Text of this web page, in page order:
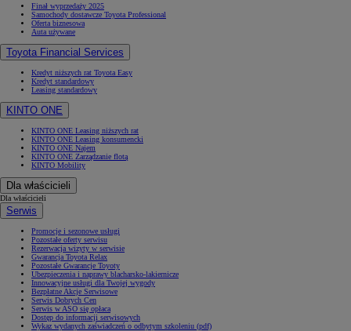
Finał wyprzedaży 2025
Samochody dostawcze Toyota Professional
Oferta biznesowa
Auta używane
Toyota Financial Services
Kredyt niższych rat Toyota Easy
Kredyt standardowy
Leasing standardowy
KINTO ONE
KINTO ONE Leasing niższych rat
KINTO ONE Leasing konsumencki
KINTO ONE Najem
KINTO ONE Zarządzanie flotą
KINTO Mobility
Dla właścicieli
Dla właścicieli
Serwis
Promocje i sezonowe usługi
Pozostałe oferty serwisu
Rezerwacja wizyty w serwisie
Gwarancja Toyota Relax
Pozostałe Gwarancje Toyoty
Ubezpieczenia i naprawy blacharsko-lakiernicze
Innowacyjne usługi dla Twojej wygody
Bezpłatne Akcje Serwisowe
Serwis Dobrych Cen
Serwis w ASO się opłaca
Dostęp do informacji serwisowych
Wykaz wydanych zaświadczeń o odbytym szkoleniu (pdf)